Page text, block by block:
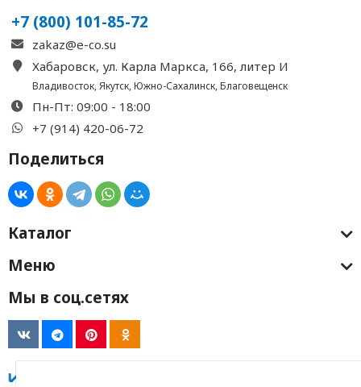
+7 (800) 101-85-72
zakaz@e-co.su
Хабаровск, ул. Карла Маркса, 166, литер И
Владивосток,Якутск,Южно-Сахалинск,Благовещенск
Пн-Пт: 09:00 - 18:00
+7 (914) 420-06-72
Поделиться
Каталог
Меню
Мы в соц.сетях